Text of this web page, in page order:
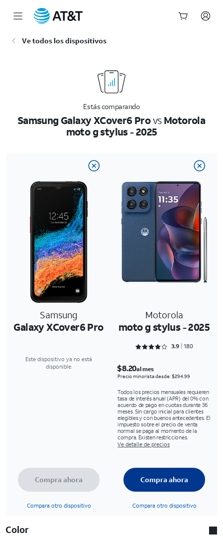
Ve todos los dispositivos
Estás comparando
Samsung Galaxy XCover6 ProvsMotorola
moto g stylus - 2025
Samsung
Galaxy XCover6 Pro
Motorola
moto g stylus - 2025
Rated 3.9 out of 5
3.9 180
Este dispositivo ya no está
disponible.
$8.20al mes
Precio minorista desde: $294.99
Todos los precios mensuales requieren
tasa de interés anual (APR) del 0% con
acuerdo de pago en cuotas durante 36
meses. Sin cargo inicial para clientes
elegibles y con buenos antecedentes. El
impuesto sobre el precio de venta
normal se paga al momento de la
compra. Existen restricciones.
Ve detalle de precios
Compra ahora
Compara otro dispositivo
Compra ahora
Compara otro dispositivo
Color